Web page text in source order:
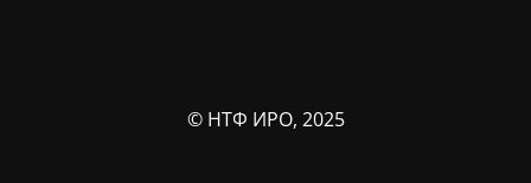
© НТФ ИРО, 2025